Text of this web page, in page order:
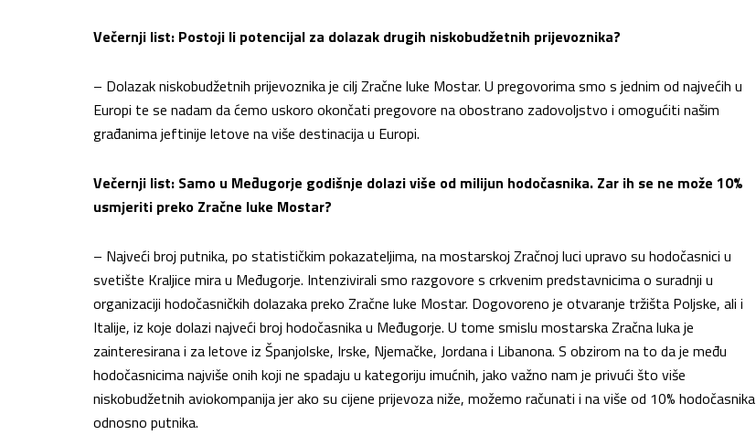
Večernji list: Postoji li potencijal za dolazak drugih niskobudžetnih prijevoznika?
– Dolazak niskobudžetnih prijevoznika je cilj Zračne luke Mostar. U pregovorima smo s jednim od najvećih u
Europi te se nadam da ćemo uskoro okončati pregovore na obostrano zadovoljstvo i omogućiti našim
građanima jeftinije letove na više destinacija u Europi.
Večernji list: Samo u Međugorje godišnje dolazi više od milijun hodočasnika. Zar ih se ne može 10%
usmjeriti preko Zračne luke Mostar?
– Najveći broj putnika, po statističkim pokazateljima, na mostarskoj Zračnoj luci upravo su hodočasnici u
svetište Kraljice mira u Međugorje. Intenzivirali smo razgovore s crkvenim predstavnicima o suradnji u
organizaciji hodočasničkih dolazaka preko Zračne luke Mostar. Dogovoreno je otvaranje tržišta Poljske, ali i
Italije, iz koje dolazi najveći broj hodočasnika u Međugorje. U tome smislu mostarska Zračna luka je
zainteresirana i za letove iz Španjolske, Irske, Njemačke, Jordana i Libanona. S obzirom na to da je među
hodočasnicima najviše onih koji ne spadaju u kategoriju imućnih, jako važno nam je privući što više
niskobudžetnih aviokompanija jer ako su cijene prijevoza niže, možemo računati i na više od 10% hodočasnika
odnosno putnika.